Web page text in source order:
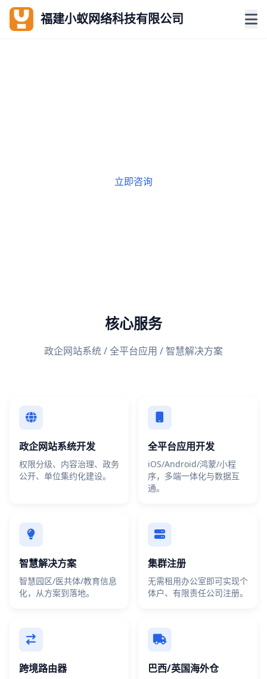
福建小蚁网络科技有限公司
立即咨询
核心服务
政企网站系统 / 全平台应用 / 智慧解决方案
政企网站系统开发
权限分级、内容治理、政务
公开、单位集约化建设。
全平台应用开发
iOS/Android/鸿蒙/小程
序，多端一体化与数据互
通。
智慧解决方案
智慧园区/医共体/教育信息
化，从方案到落地。
集群注册
无需租用办公室即可实现个
体户、有限责任公司注册。
跨境路由器 巴西/英国海外仓